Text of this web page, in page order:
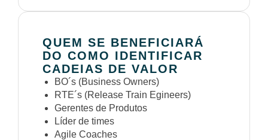
QUEM SE BENEFICIARÁ
DO COMO IDENTIFICAR
CADEIAS DE VALOR
BO´s (Business Owners)
RTE´s (Release Train Egineers)
Gerentes de Produtos
Líder de times
Agile Coaches